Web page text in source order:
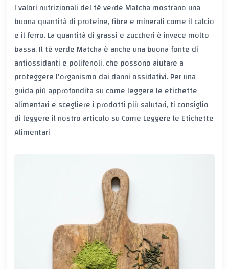
I valori nutrizionali del tè verde Matcha mostrano una
buona quantità di proteine, fibre e minerali come il calcio
e il ferro. La quantità di grassi e zuccheri è invece molto
bassa. Il tè verde Matcha è anche una buona fonte di
antiossidanti e polifenoli, che possono aiutare a
proteggere l'organismo dai danni ossidativi. Per una
guida più approfondita su come leggere le etichette
alimentari e scegliere i prodotti più salutari, ti consiglio
di leggere il nostro articolo su Come Leggere le Etichette
Alimentari